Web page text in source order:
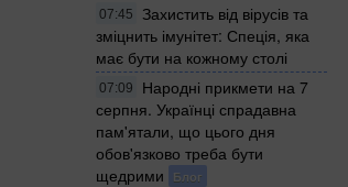
07:45
Захистить від вірусів та
зміцнить імунітет: Спеція, яка
має бути на кожному столі
07:09
Народні прикмети на 7
серпня. Українці спрадавна
пам'ятали, що цього дня
обов'язково треба бути
щедрими
Блог